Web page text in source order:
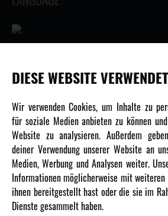
INFORMATIONEN
Newsletter
Über uns
Karriere
Amewi Kataloge
MEHR VON AMEWI
DIESE WEBSITE
Wir verwenden Cookies, um Inhalte zu
für soziale Medien anbieten zu können
Website zu analysieren. Außerdem
deiner Verwendung unserer Website an
Medien, Werbung und Analysen weiter.
Informationen möglicherweise mit weiteren
ihnen bereitgestellt hast oder die sie im
Dienste gesammelt haben.